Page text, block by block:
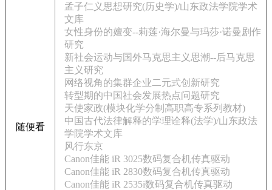
随便看
孟子仁义思想研究(历史学)/山东政法学院学术
文库
女性身份的嬗变--莉莲·海尔曼与玛莎·诺曼剧作
研究
新社会运动与国外马克思主义思潮--后马克思
主义研究
网络视角的集群企业二元式创新研究
转型期的中国社会发展热点问题研究
天使家政(模块化学分制高职高专系列教材)
中国古代法律解释的学理诠释(法学)/山东政法
学院学术文库
风行东京
Canon佳能 iR 3025数码复合机传真驱动
Canon佳能 iR 2830数码复合机传真驱动
Canon佳能 iR 2535i数码复合机传真驱动